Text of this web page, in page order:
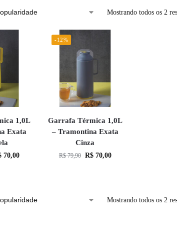
Mostrando todos os 2
1,0L
Exata
70,00
-12%
Garrafa Térmica 1,0L
– Tramontina Exata
Cinza
R$79,90 R$70,00
Mostrando todos os 2